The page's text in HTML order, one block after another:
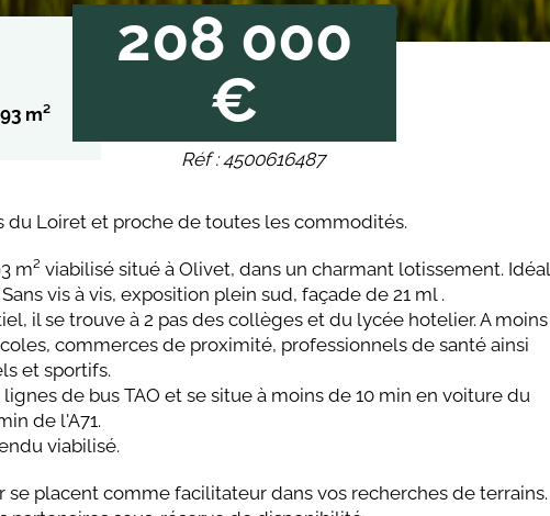
m²
208 000
€
Réf : 4500616487
du Loiret et proche de toutes les commodités.
m² viabilisé situé à Olivet, dans un charmant lotissement. Idéal
vis à vis, exposition plein sud, façade de 21 ml .
il se trouve à 2 pas des collèges et du lycée hotelier. A moins
commerces de proximité, professionnels de santé ainsi
et sportifs.
de bus TAO et se situe à moins de 10 min en voiture du
de l'A71.
viabilisé.
se placent comme facilitateur dans vos recherches de terrains.